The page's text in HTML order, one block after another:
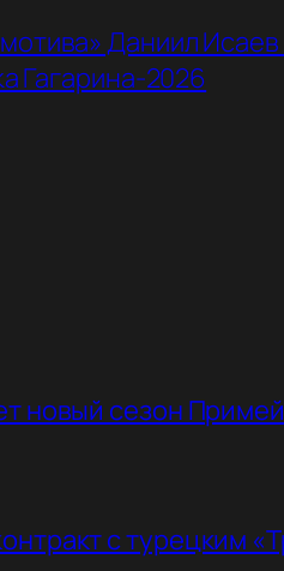
Даниил
Гагарина-2026
новый сезон
с турецким